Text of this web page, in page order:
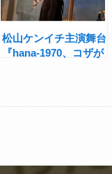
松山ケンイチ主演舞台
『hana-1970、コザが